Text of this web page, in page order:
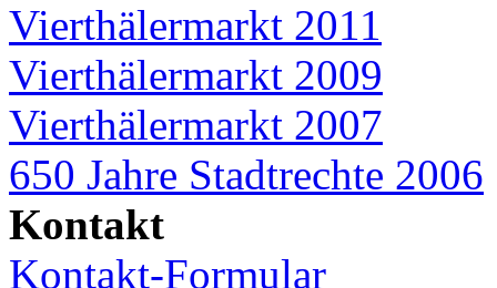
Vierthälermarkt 2011
Vierthälermarkt 2009
Vierthälermarkt 2007
650 Jahre Stadtrechte 2006
Kontakt
Kontakt-Formular